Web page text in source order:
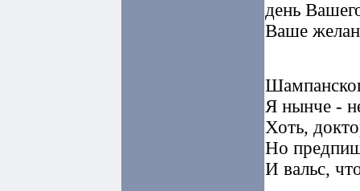
день
Ваше
Я нынче -
Хоть,
Но
И вальс,